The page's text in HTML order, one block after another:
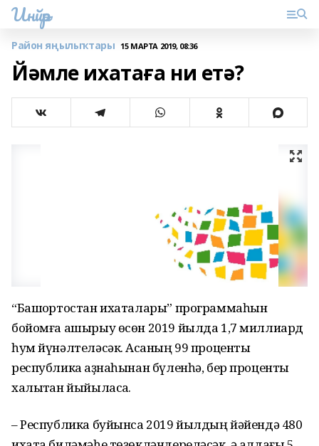
Инйәр
Район яңылыҡтары 15 МАРТА 2019, 08:36
Йәмле ихатаға ни етә?
“Башҡортостан ихаталары” программаһын
бойомға ашырыу өсөн 2019 йылда 1,7 миллиард
һум йүнәлтеләсәк. Аҡсаның 99 проценты
республика ҡаҙнаһынан бүленһә, бер проценты
халыҡтан йыйыласаҡ.
– Республика буйынса 2019 йылдың йәйендә 480